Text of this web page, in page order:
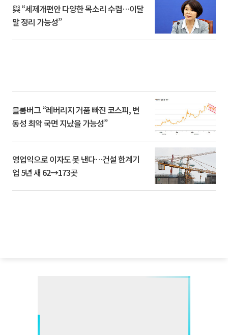
與 “세제개편안 다양한 목소리 수렴…이달
말 정리 가능성”
블룸버그 “레버리지 거품 빠진 코스피, 변
동성 최악 국면 지났을 가능성”
영업익으로 이자도 못 낸다…건설 한계기
업 5년 새 62→173곳